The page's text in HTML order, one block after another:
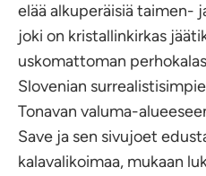
elää alkuperäisiä taimen-
joki on kristallinkirkas
uskomattoman
Slovenian
Tonavan valuma-
Save ja sen sivujoet
kalavalikoimaa, mukaan